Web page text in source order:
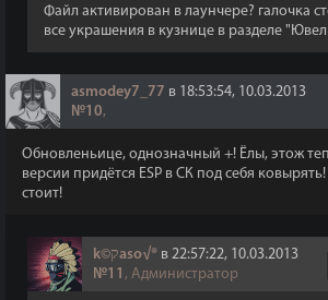
Файл активирован в лаунчере? галочка
все украшения в кузнице в разделе
asmodey7_77 в 18:53:54, 10.03.2013
№10,
Обновленьице, однозначный +! Ёлы, этож
версии придётся ESP в СК под себя
стоит!
k©קaso√® в 22:57:22, 10.03.2013
№11 , Администратор